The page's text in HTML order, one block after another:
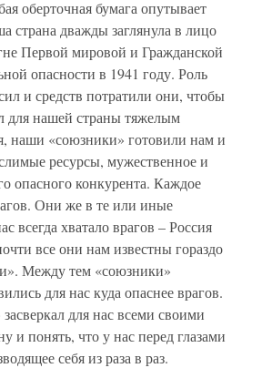
оберточная бумага опутывает
страна дважды заглянула в лицо
Первой мировой и Гражданской
опасности в 1941 году. Роль
и средств потратили они, чтобы
для нашей страны тяжелым
наши «союзники» готовили нам и
ресурсы, мужественное и
опасного конкурента. Каждое
Они же в те или иные
хватало врагов – Россия
все они нам известны гораздо
Между тем «союзники»
для нас куда опаснее врагов.
для нас всеми своими
и понять, что у нас перед глазами
себя из раза в раз.